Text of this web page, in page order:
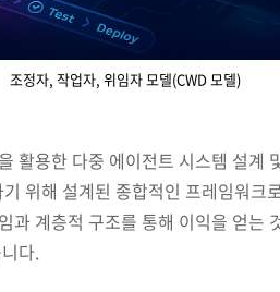
조정자, 작업자, 위임자 모델(CWD 모델)
활용한 다중 에이전트 시스템 설계
위해 설계된 종합적인 프레임워크
과 계층적 구조를 통해 이익을 얻는
다.